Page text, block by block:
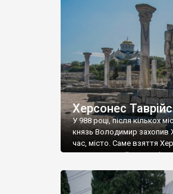
візантійської доби.
культурної спадщини
Офіційно – на виставку
влада в Україні вважають
Херсонес
У 988 році, після кількох
князь Володимир захопив
час, місто. Саме взяття
диктувати свої умови
Херсонесі Володимир-
християнином. А потім